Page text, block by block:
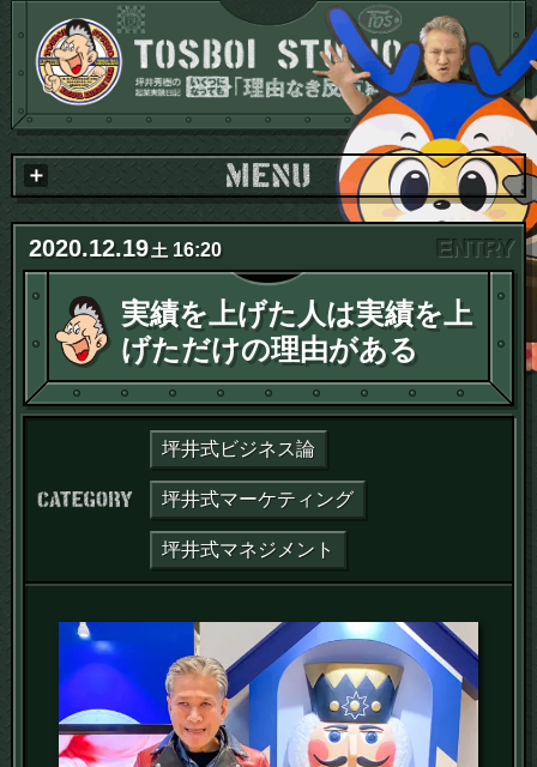
2020.12.19土 16:20
実績を上げた人は実績を上
げただけの理由がある
カテゴリー：
坪井式ビジネス論
坪井式マーケティング
坪井式マネジメント